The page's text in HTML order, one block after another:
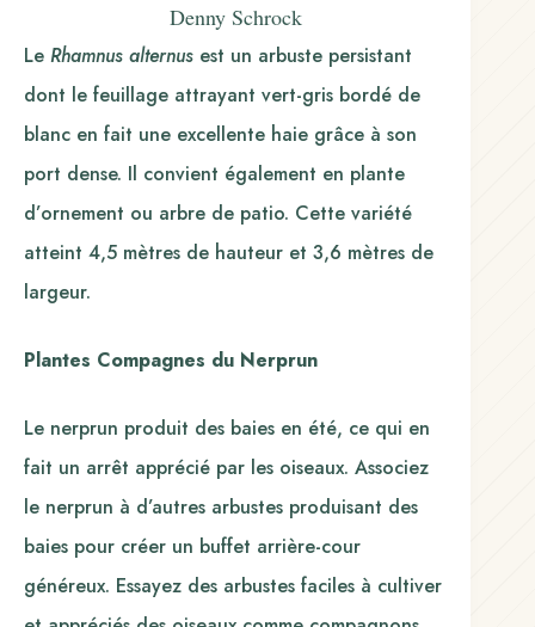
Denny Schrock
Le Rhamnus alternus est un arbuste persistant
dont le feuillage attrayant vert-gris bordé de
blanc en fait une excellente haie grâce à son
port dense. Il convient également en plante
d’ornement ou arbre de patio. Cette variété
atteint 4,5 mètres de hauteur et 3,6 mètres de
largeur.
Plantes Compagnes du Nerprun
Le nerprun produit des baies en été, ce qui en
fait un arrêt apprécié par les oiseaux. Associez
le nerprun à d’autres arbustes produisant des
baies pour créer un buffet arrière-cour
généreux. Essayez des arbustes faciles à cultiver